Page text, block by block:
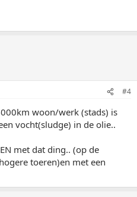
#4
woon/werk (stads) is
vocht(sludge) in de olie..
met dat ding.. (op de
toeren)en met een